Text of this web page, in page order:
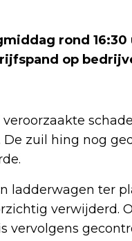
rond
op
zuil hing nog
ladderwagen ter
verwijderd.
vervolgens